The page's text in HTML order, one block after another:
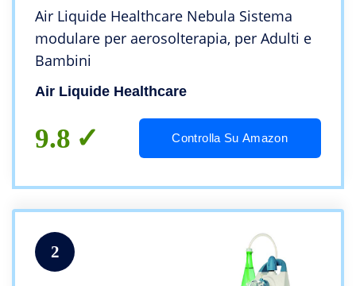
Air Liquide Healthcare Nebula Sistema
modulare per aerosolterapia, per Adulti e
Bambini
Air Liquide Healthcare
9.8 Controlla Su Amazon
2